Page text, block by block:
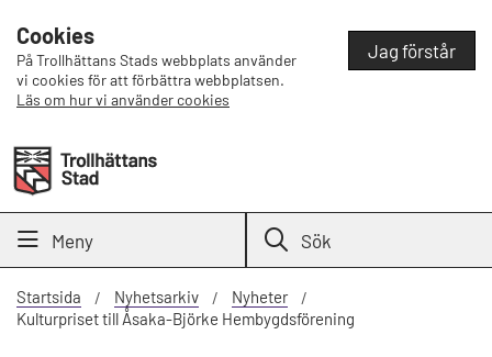
Cookies
På Trollhättans Stads webbplats använder
vi cookies för att förbättra webbplatsen.
Läs om hur vi använder cookies
Jag förstår
Meny Sök
Startsida Nyhetsarkiv
Nyheter
Kulturpriset till Åsaka-Björke Hembygdsförening